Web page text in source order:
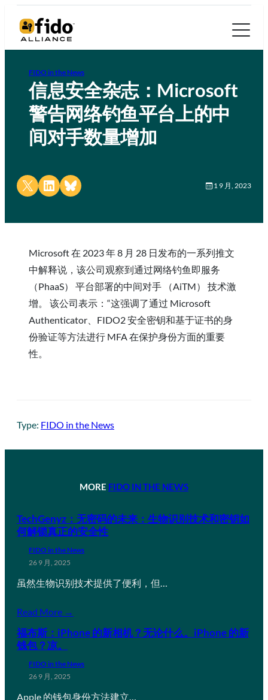
FIDO in the News
信息安全杂志：Microsoft
警告网络钓鱼平台上的中
间对手数量增加
Share on X Share on LinkedIn
Share on Bluesky 1 9 月, 2023
Microsoft 在 2023 年 8 月 28 日发布的一系列推文
中解释说，该公司观察到通过网络钓鱼即服务
（PhaaS） 平台部署的中间对手 （AiTM） 技术激
增。 该公司表示：“这强调了通过 Microsoft
Authenticator、FIDO2 安全密钥和基于证书的身
份验证等方法进行 MFA 在保护身份方面的重要
性。
Type: FIDO in the News
MORE FIDO IN THE NEWS
TechGenyz：无密码的未来：生物识别技术和密钥如
何解锁真正的安全性
FIDO in the News
26 9 月, 2025
虽然生物识别技术提供了便利，但…
Read More →
福布斯：iPhone 的新相机？无论什么。iPhone 的新
钱包？凉。
FIDO in the News
26 9 月, 2025
Apple 的钱包身份方法建立…